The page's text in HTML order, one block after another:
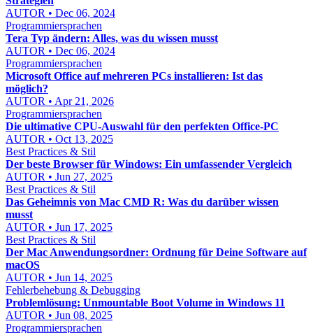
AUTOR • Dec 06, 2024
Programmiersprachen
Tera Typ ändern: Alles, was du wissen musst
AUTOR • Dec 06, 2024
Programmiersprachen
Microsoft Office auf mehreren PCs installieren: Ist das
möglich?
AUTOR • Apr 21, 2026
Programmiersprachen
Die ultimative CPU-Auswahl für den perfekten Office-PC
AUTOR • Oct 13, 2025
Best Practices & Stil
Der beste Browser für Windows: Ein umfassender Vergleich
AUTOR • Jun 27, 2025
Best Practices & Stil
Das Geheimnis von Mac CMD R: Was du darüber wissen
musst
AUTOR • Jun 17, 2025
Best Practices & Stil
Der Mac Anwendungsordner: Ordnung für Deine Software auf
macOS
AUTOR • Jun 14, 2025
Fehlerbehebung & Debugging
Problemlösung: Unmountable Boot Volume in Windows 11
AUTOR • Jun 08, 2025
Programmiersprachen